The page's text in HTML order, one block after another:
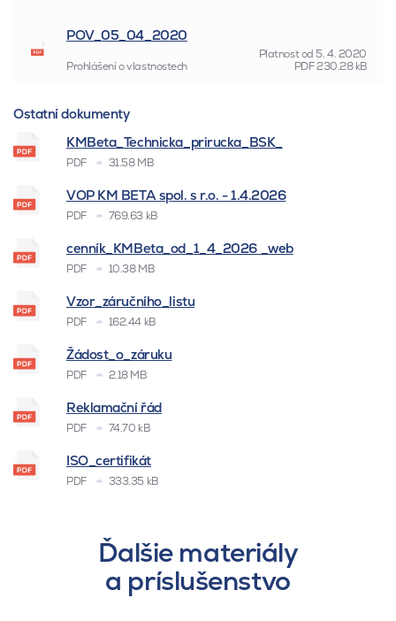
POV_05_04_2020
Platnost od 5. 4. 2020
Prohlášení o vlastnostech
PDF230.28 kB
Ostatní dokumenty
KMBeta_Technicka_prirucka_BSK_
PDF 31.58 MB
VOP KM BETA spol. s r.o. - 1.4.2026
PDF 769.63 kB
cenník_KMBeta_od_1_4_2026 _web
PDF 10.38 MB
Vzor_záručního_listu
PDF 162.44 kB
Žádost_o_záruku
PDF 2.18 MB
Reklamační řád
PDF 74.70 kB
ISO_certifikát
PDF 333.35 kB
Ďalšie materiály
a príslušenstvo